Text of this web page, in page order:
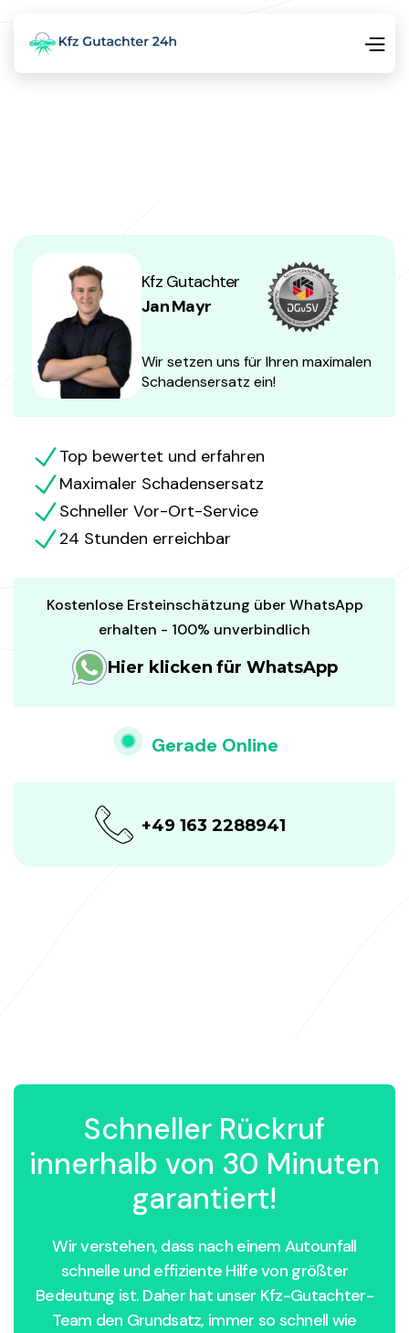
Kfz Gutachter
Jan Mayr
Wir setzen uns für Ihren maximalen
Schadensersatz ein!
Top bewertet und erfahren
Maximaler Schadensersatz
Schneller Vor-Ort-Service
24 Stunden erreichbar
Kostenlose Ersteinschätzung über WhatsApp
erhalten - 100% unverbindlich
Hier klicken für WhatsApp
Gerade Online
+49 163 2288941
Schneller Rückruf
innerhalb von 30 Minuten
garantiert!
Wir verstehen, dass nach einem Autounfall
schnelle und effiziente Hilfe von größter
Bedeutung ist. Daher hat unser Kfz-Gutachter-
Team den Grundsatz, immer so schnell wie